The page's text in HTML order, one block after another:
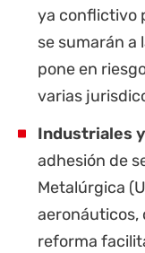
ya conflictivo
se sumarán a
pone en
varias
Industriales
adhesión de
Metalúrgica
aeronáuticos,
reforma